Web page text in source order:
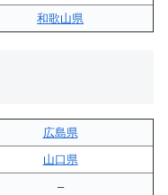
和歌山県
広島県
山口県
–